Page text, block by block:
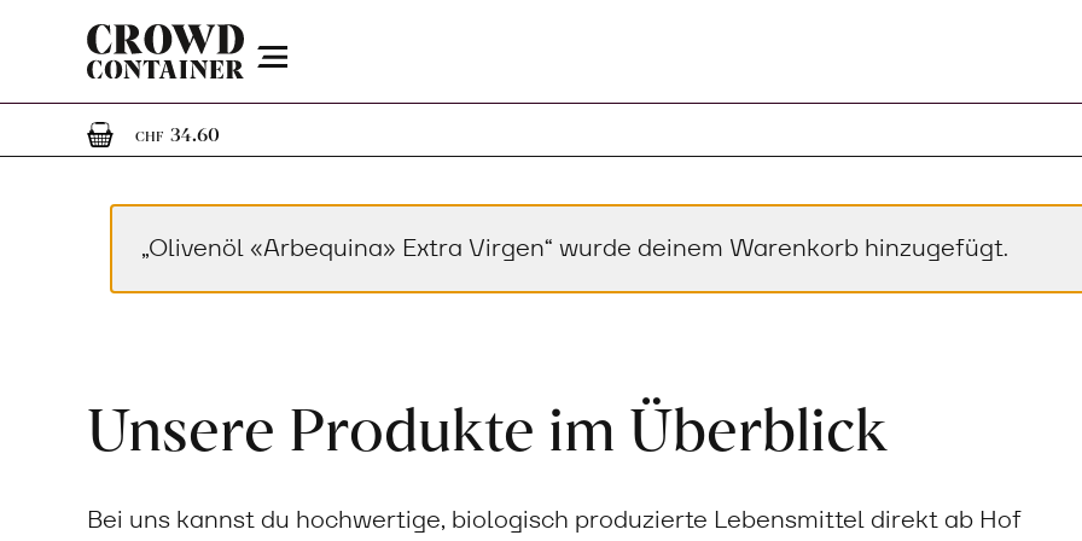
Menu
CHF 34.601 Artikel im Warenkorb
„Olivenöl «Arbequina» Extra Virgen“ wurde deinem Warenkorb hinzugefügt.
Unsere Produkte im Überblick
Bei uns kannst du hochwertige, biologisch produzierte Lebensmittel direkt ab Hof